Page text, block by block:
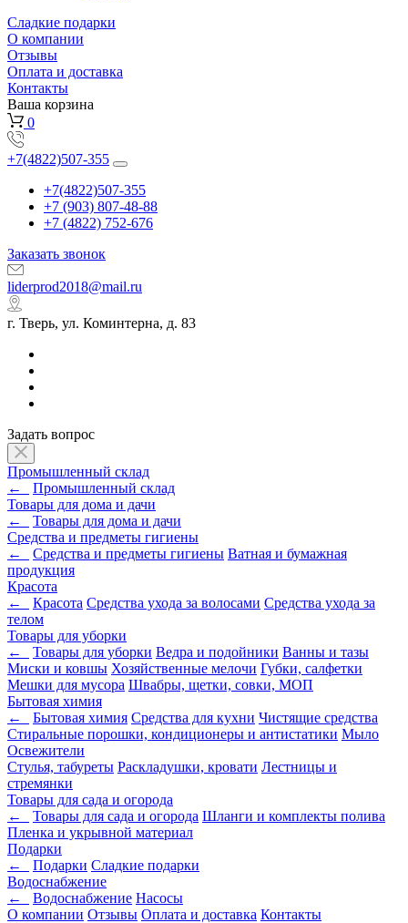
Сладкие подарки
О компании
Отзывы
Оплата и доставка
Контакты
Ваша корзина
0
+7(4822)507-355
+7(4822)507-355
+7 (903) 807-48-88
+7 (4822) 752-676
Заказать звонок
liderprod2018@mail.ru
г. Тверь, ул. Коминтерна, д. 83
Задать вопрос
Промышленный склад
←
Промышленный склад
Товары для дома и дачи
←
Товары для дома и дачи
Средства и предметы гигиены
←
Средства и предметы гигиены Ватная и бумажная
продукция
Красота
←
Красота Средства ухода за волосами Средства ухода за
телом
Товары для уборки
←
Товары для уборки Ведра и подойники Ванны и тазы
Миски и ковшы Хозяйственные мелочи Губки, салфетки
Мешки для мусора Швабры, щетки, совки, МОП
Бытовая химия
←
Бытовая химия Средства для кухни Чистящие средства
Стиральные порошки, кондиционеры и антистатики Мыло
Освежители
Стулья, табуреты Раскладушки, кровати Лестницы и
стремянки
Товары для сада и огорода
←
Товары для сада и огорода Шланги и комплекты полива
Пленка и укрывной материал
Подарки
←
Подарки Cладкие подарки
Водоснабжение
←
Водоснабжение Насосы
О компании Отзывы Оплата и доставка Контакты